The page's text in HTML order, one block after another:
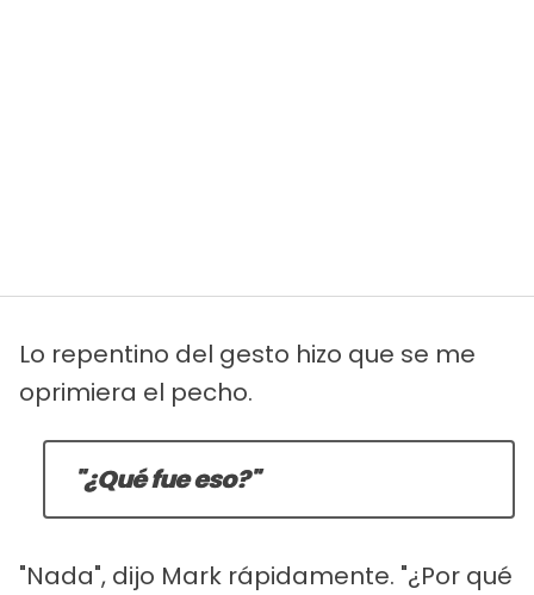
Lo repentino del gesto hizo que se me
oprimiera el pecho.
"¿Qué fue eso?"
"Nada", dijo Mark rápidamente. "¿Por qué